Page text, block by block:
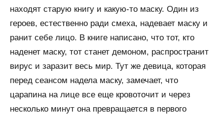
находят старую книгу и какую-то маску. Один из
героев, естественно ради смеха, надевает маску и
ранит себе лицо. В книге написано, что тот, кто
наденет маску, тот станет демоном, распространит
вирус и заразит весь мир. Тут же девица, которая
перед сеансом надела маску, замечает, что
царапина на лице все еще кровоточит и через
несколько минут она превращается в первого